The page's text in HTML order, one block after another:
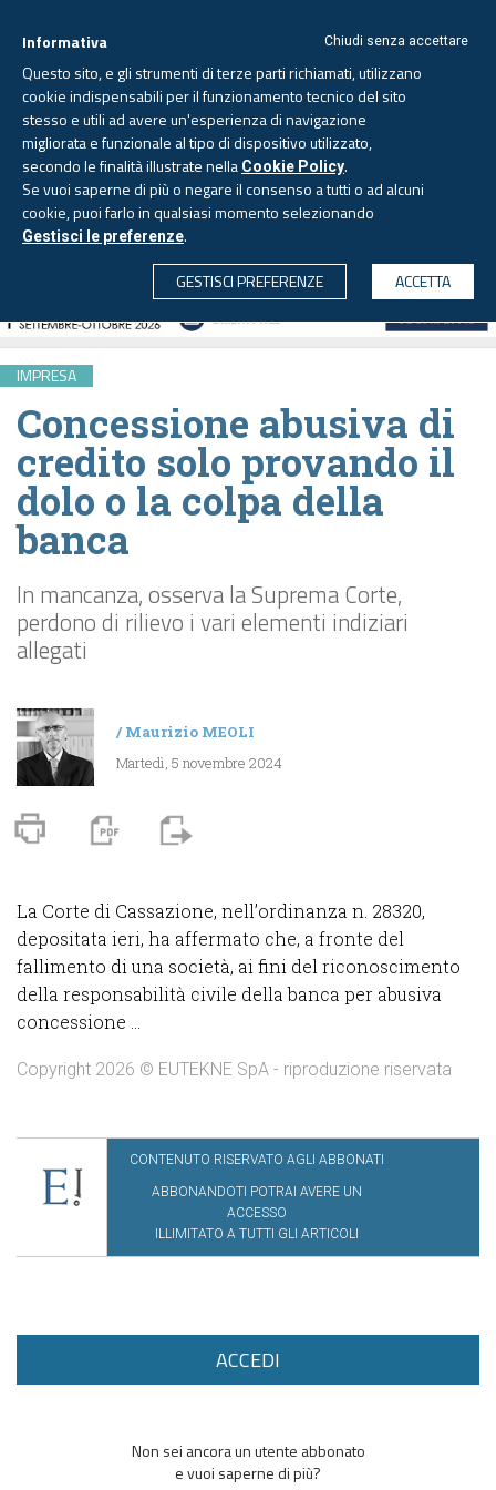
CERCA
Venerdì, 7 agosto 2026 - Aggiornato alle 6.00
IMPRESA
Concessione abusiva di
credito solo provando il
dolo o la colpa della
banca
In mancanza, osserva la Suprema Corte,
perdono di rilievo i vari elementi indiziari
allegati
/Maurizio MEOLI
Martedì, 5 novembre 2024
La Corte di Cassazione, nell’ordinanza n. 28320,
depositata ieri, ha affermato che, a fronte del
fallimento di una società, ai fini del riconoscimento
della responsabilità civile della banca per abusiva
concessione ...
Copyright 2026 © EUTEKNE SpA - riproduzione riservata
CONTENUTO RISERVATO AGLI ABBONATI
ABBONANDOTI POTRAI AVERE UN
ACCESSO
ILLIMITATO A TUTTI GLI ARTICOLI
ACCEDI
Non sei ancora un utente abbonato
e vuoi saperne di più?
Chiudi senza accettare
Informativa
Questo sito, e gli strumenti di terze parti richiamati, utilizzano
cookie indispensabili per il funzionamento tecnico del sito
stesso e utili ad avere un'esperienza di navigazione
migliorata e funzionale al tipo di dispositivo utilizzato,
secondo le finalità illustrate nella Cookie Policy.
Se vuoi saperne di più o negare il consenso a tutti o ad alcuni
cookie, puoi farlo in qualsiasi momento selezionando
Gestisci le preferenze.
GESTISCI PREFERENZE
ACCETTA